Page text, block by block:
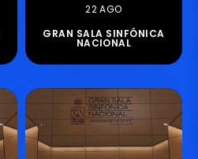
22 AGO
GRAN SALA SINFÓNICA
NACIONAL